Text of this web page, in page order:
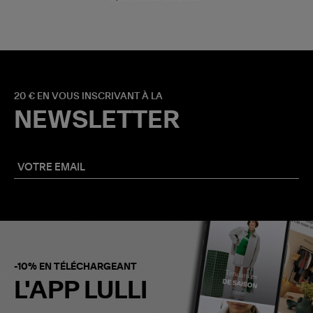
20 € EN VOUS INSCRIVANT À LA
NEWSLETTER
-10% EN TÉLÉCHARGEANT
L'APP LULLI